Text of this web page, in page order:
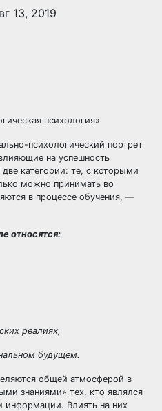
13, 2019
психология»
психологический портрет
на успешность
категории: те, с которыми
можно принимать во
в процессе обучения, —
относятся:
реалиях,
будущем.
общей атмосферой в
знаниями» тех, кто являлся
информации. Влиять на них